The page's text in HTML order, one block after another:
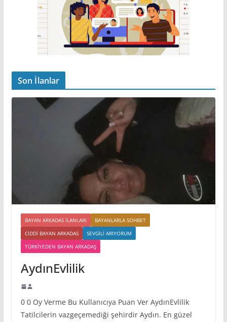
Son İlanlar
BAYAN ARKADAS ILANLARI
BAYANLARLA SOHBET
CIDDI BAYAN ARKADAS
SEVGILI ARIYORUM
TÜRKIYEDEN BAYAN ARKADAŞ
AydınEvlilik
0 0 Oy Verme Bu Kullanıcıya Puan Ver AydınEvlilik
Tatilcilerin vazgeçemediği şehirdir Aydın. En güzel